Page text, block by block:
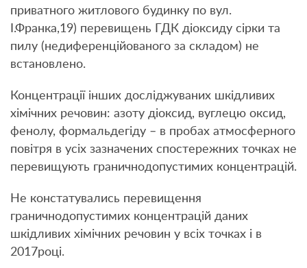
приватного житлового будинку по вул.
І.Франка,19) перевищень ГДК діоксиду сірки та
пилу (недиференційованого за складом) не
встановлено.
Концентрації інших досліджуваних шкідливих
хімічних речовин: азоту діоксид, вуглецю оксид,
фенолу, формальдегіду – в пробах атмосферного
повітря в усіх зазначених спостережних точках не
перевищують граничнодопустимих концентрацій.
Не констатувались перевищення
граничнодопустимих концентрацій даних
шкідливих хімічних речовин у всіх точках і в
2017році.